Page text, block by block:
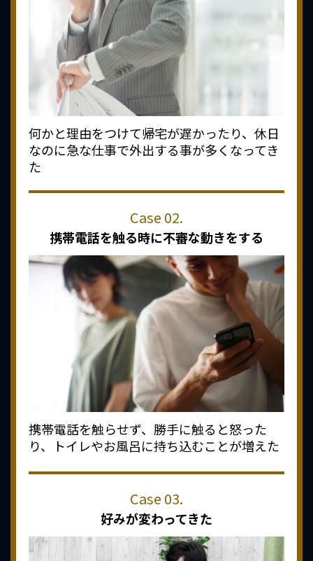
何かと理由をつけて帰宅が遅かったり、休日
なのに急な仕事で外出する事が多くなってき
た
携帯電話を触る時に不審な動きをする
携帯電話を触らせず、勝手に触ると怒った
り、トイレやお風呂に持ち込むことが増えた
好みが変わってきた